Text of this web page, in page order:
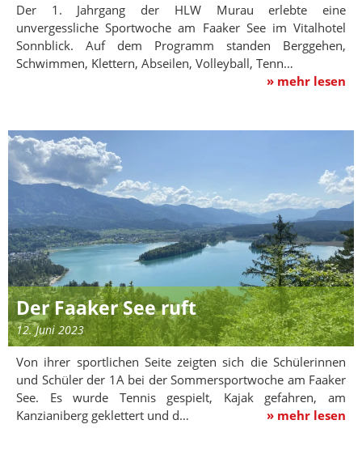
Der 1. Jahrgang der HLW Murau erlebte eine
unvergessliche Sportwoche am Faaker See im Vitalhotel
Sonnblick. Auf dem Programm standen Berggehen,
Schwimmen, Klettern, Abseilen, Volleyball, Tenn…
» mehr lesen
Der Faaker See ruft
12. Juni 2023
Von ihrer sportlichen Seite zeigten sich die Schülerinnen
und Schüler der 1A bei der Sommersportwoche am Faaker
See. Es wurde Tennis gespielt, Kajak gefahren, am
Kanzianiberg geklettert und d…
» mehr lesen